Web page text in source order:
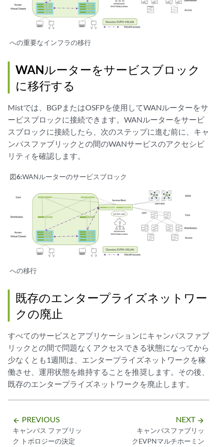
への重要なインフラの移行
WANルーターをサービスブロック
に移行する
Mistでは、BGPまたはOSFPを使用してWANルーターをサ
ービスブロックに接続できます。WANルーターをサービ
スブロックに接続したら、次のステップに進む前に、キャ
ンパスファブリックとの間のWANサービスのアクセシビ
リティを確認します。
図6:WANルーターのサービスブロック
への移行
既存のエンタープライズネットワー
クの廃止
すべてのサービスとアプリケーションにキャンパスファブ
リックとの間で問題なくアクセスできる状態になってから
少なくとも1週間は、エンタープライズネットワークを稼
働させ、運用状態を維持することを推奨します。その後、
既存のエンタープライズネットワークを廃止します。
arrow_backward PREVIOUS
キャンパス ファブリッ
ク トポロジーの決定
NEXT arrow_forward
キャンパスファブリッ
クEVPNマルチホーミン